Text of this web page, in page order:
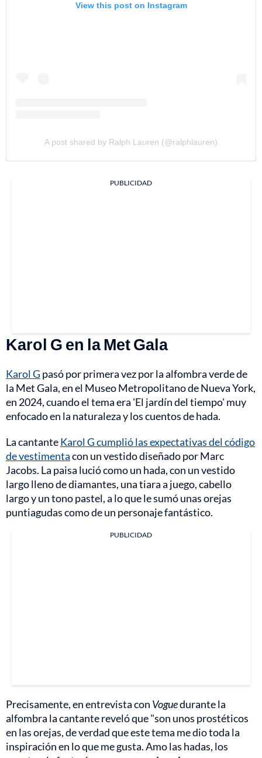
View this post on Instagram
A post shared by Ralph Lauren (@ralphlauren)
PUBLICIDAD
Karol G en la Met Gala
Karol Gpasó por primera vez por la alfombra verde de
la Met Gala, en el Museo Metropolitano de Nueva York,
en 2024, cuando el tema era 'El jardín del tiempo' muy
enfocado en la naturaleza y los cuentos de hada.
La cantanteKarol G cumplió las expectativas del código
de vestimentacon un vestido diseñado por Marc
Jacobs. La paisa lució como un hada, con un vestido
largo lleno de diamantes, una tiara a juego, cabello
largo y un tono pastel, a lo que le sumó unas orejas
puntiagudas como de un personaje fantástico.
PUBLICIDAD
Precisamente, en entrevista con Voguedurante la
alfombra la cantante reveló que "son unos prostéticos
en las orejas, de verdad que este tema me dio toda la
inspiración en lo que me gusta. Amo las hadas, los